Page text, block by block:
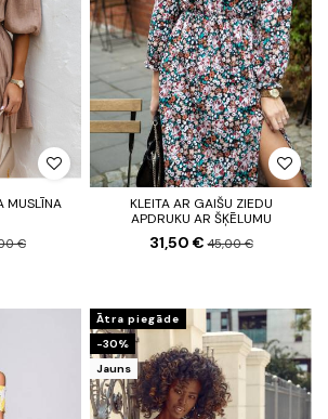
MUSLĪNA
€
KLEITA AR GAIŠU ZIEDU
APDRUKU AR ŠĶĒLUMU
31,50 €45,00 €
Ātra piegāde
-30%
Jauns